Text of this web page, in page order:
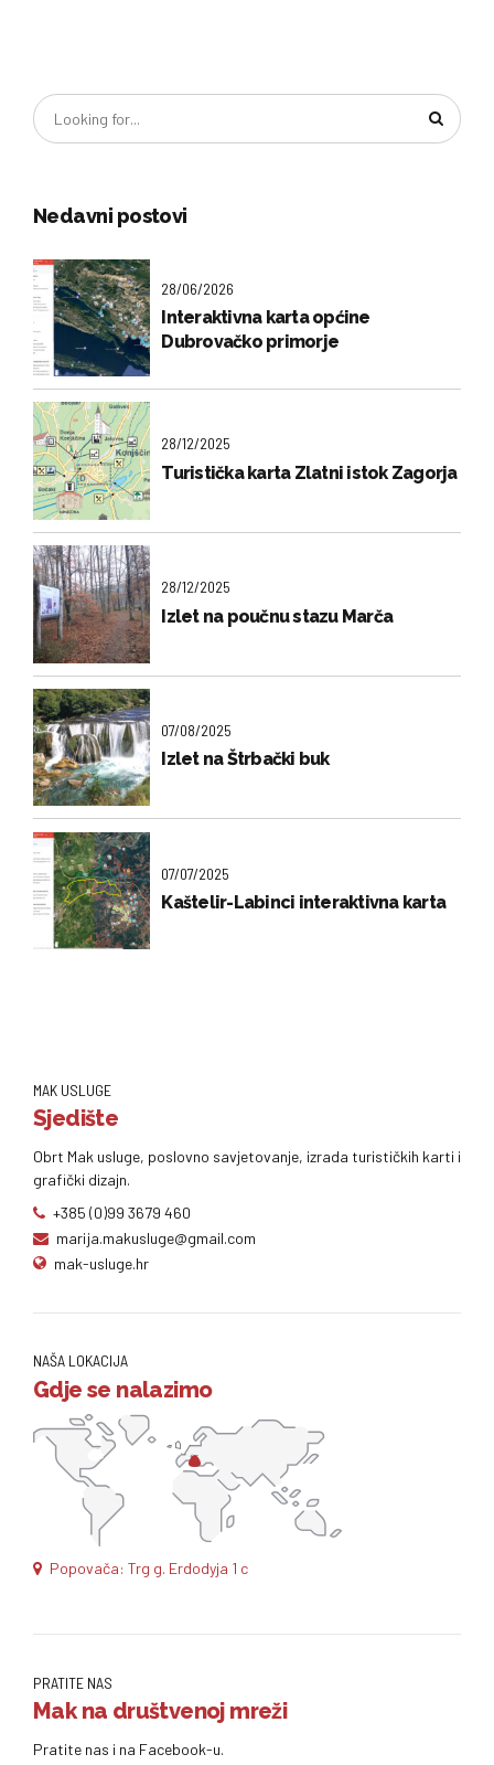
Nedavni postovi
28/06/2026
Interaktivna karta općine
Dubrovačko primorje
28/12/2025
Turistička karta Zlatni istok Zagorja
28/12/2025
Izlet na poučnu stazu Marča
07/08/2025
Izlet na Štrbački buk
07/07/2025
Kaštelir-Labinci interaktivna karta
MAK USLUGE
Sjedište
Obrt Mak usluge, poslovno savjetovanje, izrada turističkih karti i
grafički dizajn.
+385 (0)99 3679 460
marija.makusluge@gmail.com
mak-usluge.hr
NAŠA LOKACIJA
Gdje se nalazimo
Popovača: Trg g. Erdodyja 1 c
PRATITE NAS
Mak na društvenoj mreži
Pratite nas i na Facebook-u.